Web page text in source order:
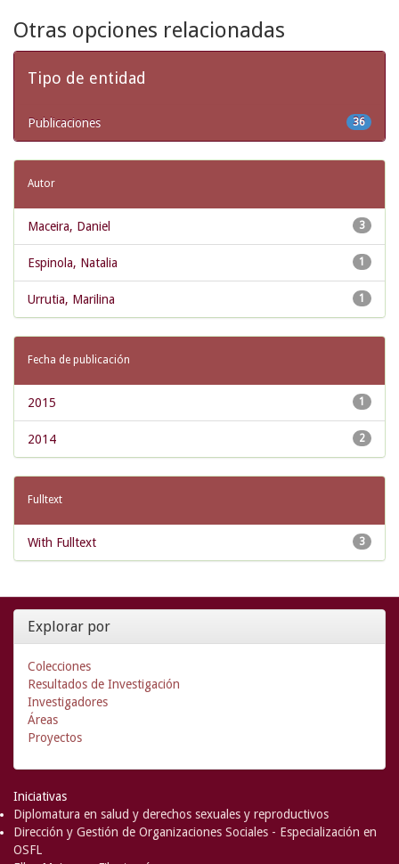
Otras opciones relacionadas
Tipo de entidad
36
Publicaciones
Autor
3
Maceira, Daniel
1
Espinola, Natalia
1
Urrutia, Marilina
Fecha de publicación
1
2015
2
2014
Fulltext
3
With Fulltext
Explorar por
Colecciones
Resultados de Investigación
Investigadores
Áreas
Proyectos
Iniciativas
Diplomatura en salud y derechos sexuales y reproductivos
Dirección y Gestión de Organizaciones Sociales - Especialización en
OSFL